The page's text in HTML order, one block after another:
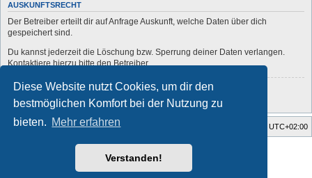
Diese Website nutzt Cookies, um dir den
bestmöglichen Komfort bei der Nutzung zu
bieten. Mehr erfahren
Verstanden!
AUSKUNFTSRECHT
Der Betreiber erteilt dir auf Anfrage Auskunft, welche Daten über dich
gespeichert sind.
Du kannst jederzeit die Löschung bzw. Sperrung deiner Daten verlangen.
Kontaktiere hierzu bitte den Betreiber.
Zurück zur vorherigen Seite
Startseite Foren-Übersicht UTC+02:00
forum
Powered byphpBB® Forum Software © phpBB Limited
phpBB.de